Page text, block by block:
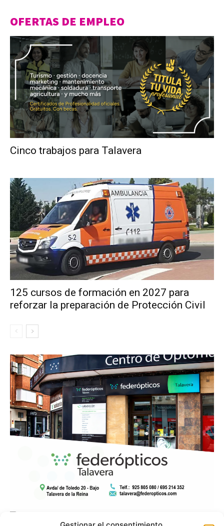
OFERTAS DE EMPLEO
Cinco trabajos para Talavera
125 cursos de formación en 2027 para
reforzar la preparación de Protección Civil